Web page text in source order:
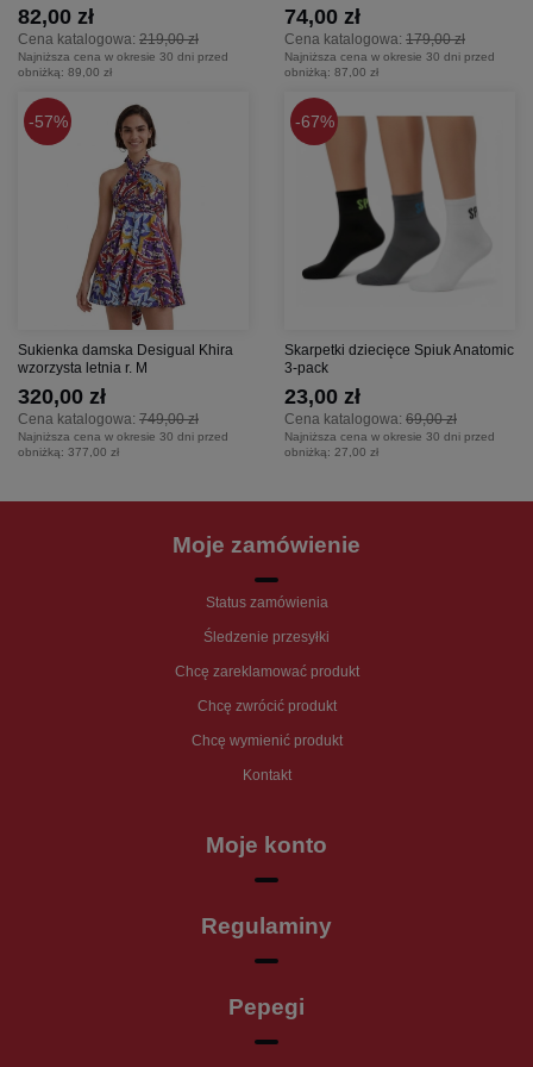
odpowiadającego Twoim konkretnym potrzebom.
Cena katalogowa: 219,00 zł
82,00 zł
Najniższa cena w okresie 30 dni przed
obniżką: 89,00 zł
Cena katalogowa: 179,00 zł
74,00 zł
Najniższa cena w okresie 30 dni przed
obniżką: 87,00 zł
57%
Sukienka damska Desigual Khira
wzorzysta letnia r. M
Cena katalogowa: 749,00 zł
320,00 zł
Najniższa cena w okresie 30 dni przed
obniżką: 377,00 zł
67%
Skarpetki dziecięce Spiuk Anatomic
3-pack
Cena katalogowa: 69,00 zł
23,00 zł
Najniższa cena w okresie 30 dni przed
obniżką: 27,00 zł
Moje zamówienie
Status zamówienia
Śledzenie przesyłki
Chcę zareklamować produkt
Chcę zwrócić produkt
Chcę wymienić produkt
Kontakt
Moje konto
Regulaminy
Pepegi